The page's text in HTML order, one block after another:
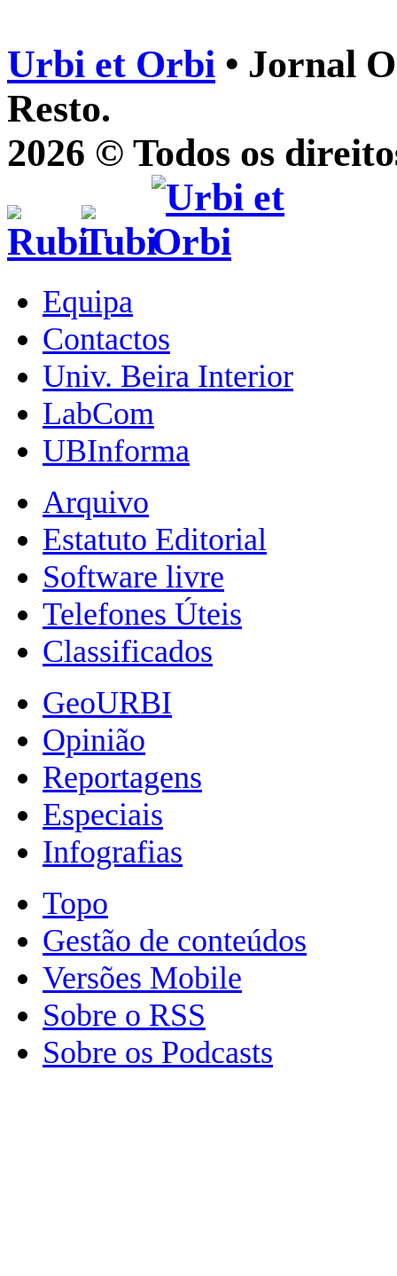
Urbi et Orbi • Jornal
Resto.
2026 © Todos os
Equipa
Contactos
Univ. Beira Interior
LabCom
UBInforma
Arquivo
Estatuto Editorial
Software livre
Telefones Úteis
Classificados
GeoURBI
Opinião
Reportagens
Especiais
Infografias
Topo
Gestão de conteúdos
Versões Mobile
Sobre o RSS
Sobre os Podcasts